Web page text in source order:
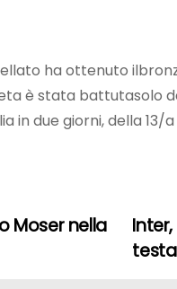
ha ottenuto
è stata battutasolo
due giorni, della 13/
Moser nella